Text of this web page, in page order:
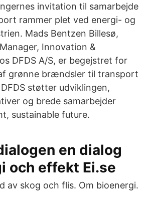
invitation til samarbejde
rammer plet ved energi- og
Mads Bentzen Billesø,
Innovation &
DFDS A/S, er begejstret for
grønne brændsler til transport
støtter udviklingen,
og brede samarbejder
sustainable future.
en dialog
och effekt Ei.se
av skog och flis. Om bioenergi.